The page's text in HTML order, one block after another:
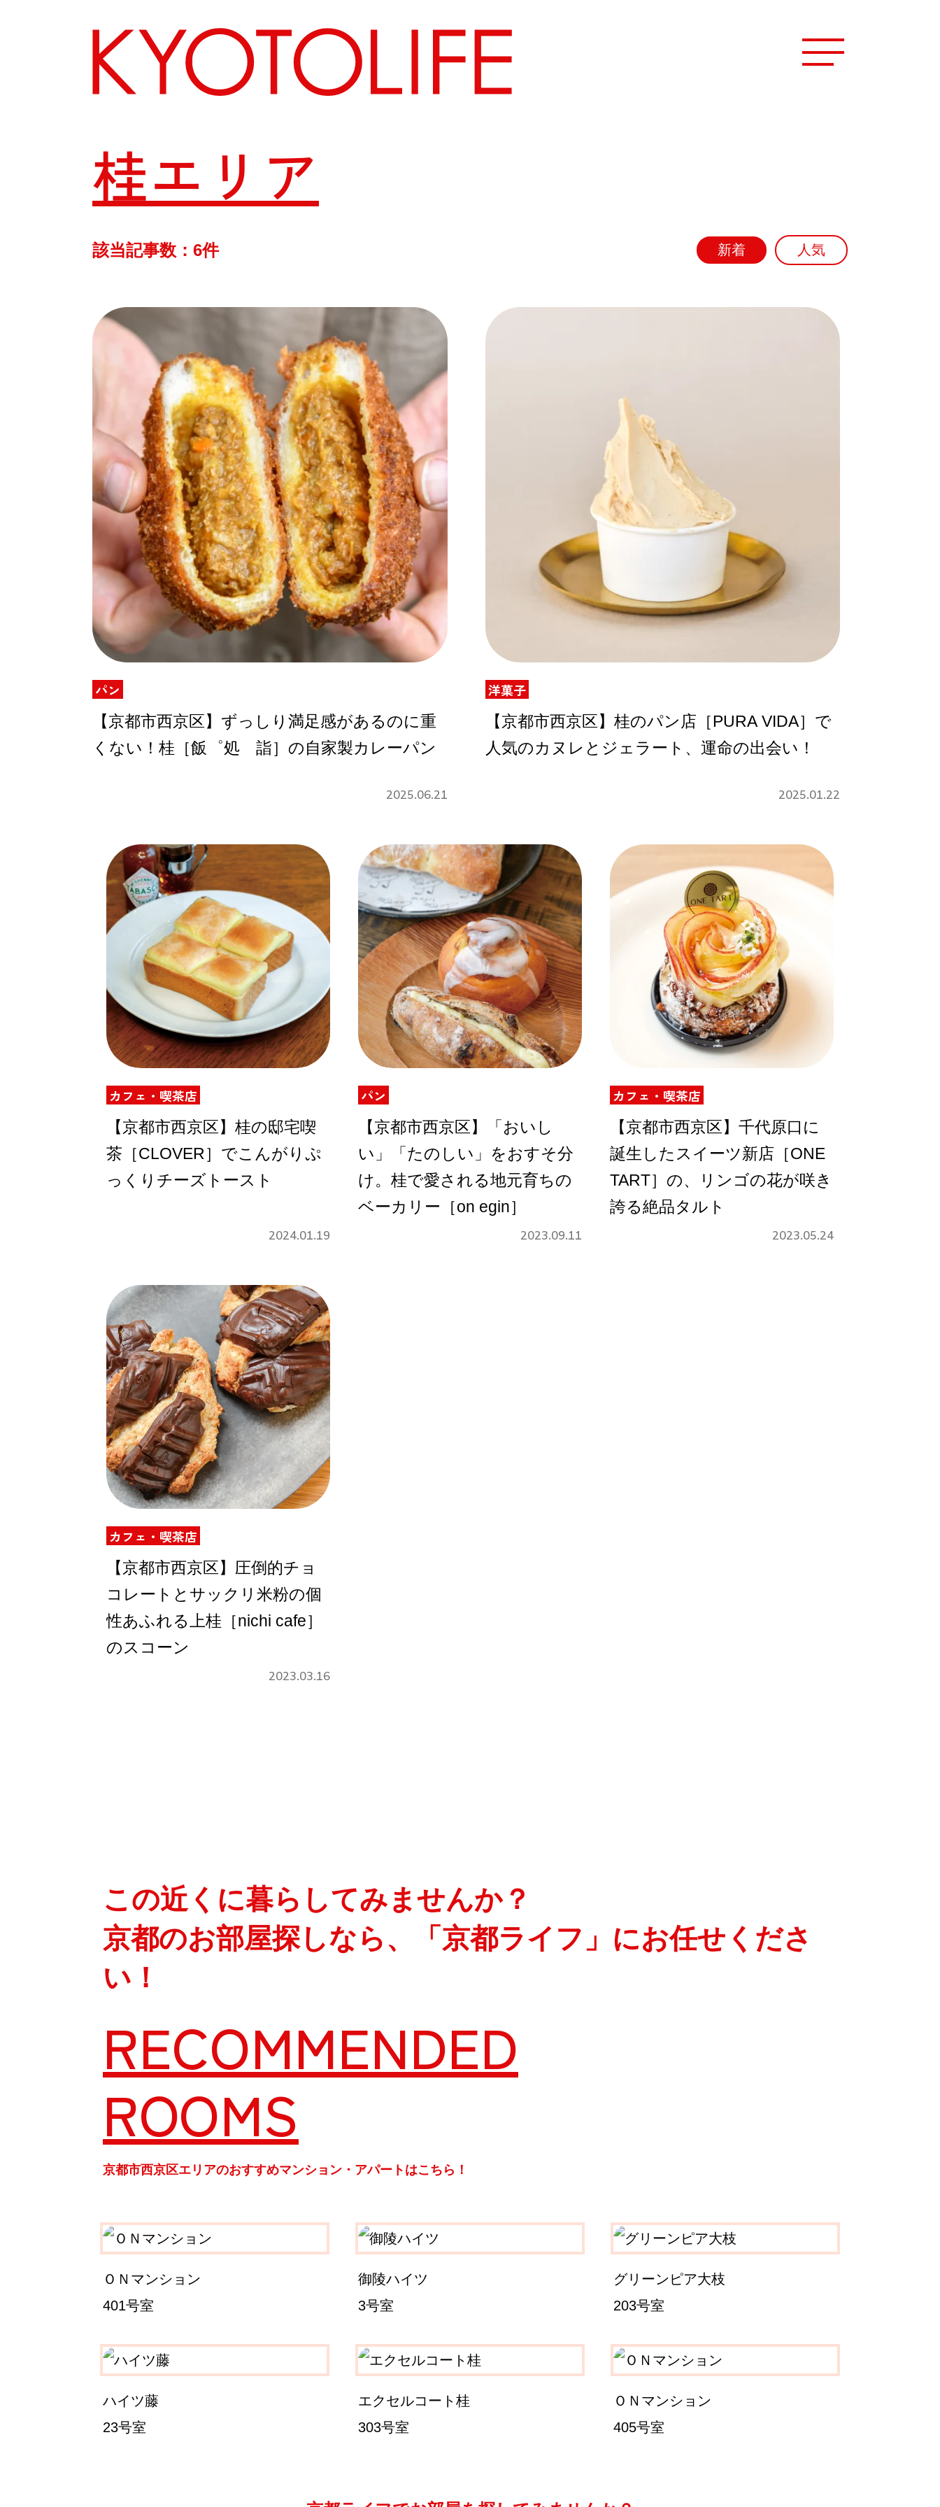
エリアから探す
カテゴリーから探す
SPECIAL NEW OPEN
SERIES
カレーが好き
京都おやつクラブ
私と店のはなし
今月の京みやげ
京都の書店
関西で開催。おすすめの展覧会
おすすめの映画
誠光社で選びました。おすすめの本
紹介します。おすすめのイベント
ABOUT US Instagram
桂エリア
該当記事数：6件
パン
【京都市西京区】ずっしり満足感があるのに重
くない！桂［飯゜処 詣］の自家製カレーパン
2025.06.21
洋菓子
【京都市西京区】桂のパン店［PURA VIDA］で
人気のカヌレとジェラート、運命の出会い！
2025.01.22
カフェ・喫茶店
【京都市西京区】桂の邸宅喫
茶［CLOVER］でこんがりぷ
っくりチーズトースト
2024.01.19
パン
【京都市西京区】「おいし
い」「たのしい」をおすそ分
け。桂で愛される地元育ちの
ベーカリー［on egin］
2023.09.11
カフェ・喫茶店
【京都市西京区】千代原口に
誕生したスイーツ新店［ONE
TART］の、リンゴの花が咲き
誇る絶品タルト
2023.05.24
カフェ・喫茶店
【京都市西京区】圧倒的チョ
コレートとサックリ米粉の個
性あふれる上桂［nichi cafe］
のスコーン
2023.03.16
この近くに暮らしてみませんか？
京都のお部屋探しなら、「京都ライフ」にお任せくださ
い！
RECOMMENDED
ROOMS
京都市西京区エリアのおすすめマンション・アパートはこちら！
ＯＮマンション
401号室
御陵ハイツ
3号室
グリーンピア大枝
203号室
ハイツ藤
23号室
エクセルコート桂
303号室
ＯＮマンション
405号室